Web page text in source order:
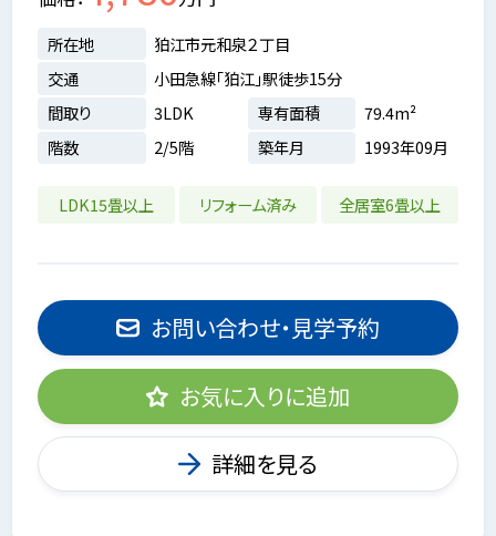
所在地
狛江市元和泉２丁目
交通
小田急線「狛江」駅徒歩15分
間取り
3LDK 専有面積
79.4m²
階数
2/5階 築年月 1993年09月
LDK15畳以上 リフォーム済み 全居室6畳以上
お問い合わせ・見学予約
お気に入りに追加
詳細を見る